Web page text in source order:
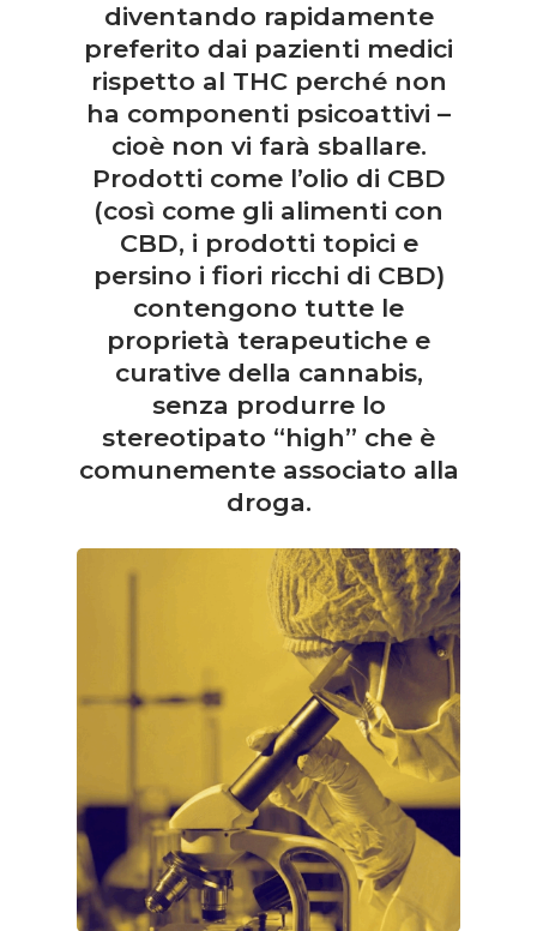
diventando rapidamente
preferito dai pazienti medici
rispetto al THC perché non
ha componenti psicoattivi –
cioè non vi farà sballare.
Prodotti come l’olio di CBD
(così come gli alimenti con
CBD, i prodotti topici e
persino i fiori ricchi di CBD)
contengono tutte le
proprietà terapeutiche e
curative della cannabis,
senza produrre lo
stereotipato “high” che è
comunemente associato alla
droga.